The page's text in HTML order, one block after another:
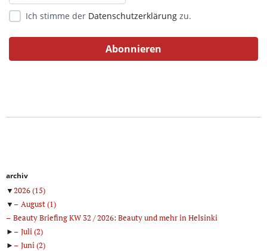
Ich stimme der Datenschutzerklärung zu.
archiv
▼2026(15)
▼
August(1)
Beauty Briefing KW 32 / 2026: Beauty und mehr in Helsinki
►
Juli(2)
►
Juni(2)